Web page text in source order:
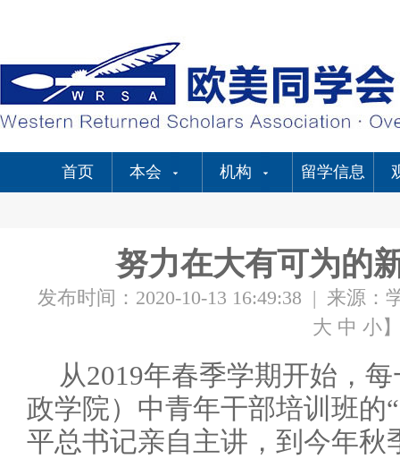
首页 本会 机构 留学信息
努力在大有可为的
发布时间：2020-10-13 16:49:38 | 来源：
大 中 小
从2019年春季学期开始，
政学院）中青年干部培训班的
平总书记亲自主讲，到今年秋